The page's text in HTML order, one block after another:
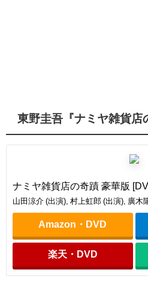
東野圭吾『ナミヤ雑貨店
ナミヤ雑貨店の奇蹟 豪華版
山田涼介 (出演), 村上虹郎 (出演), 廣木
Amazon・DVD
楽天・DVD